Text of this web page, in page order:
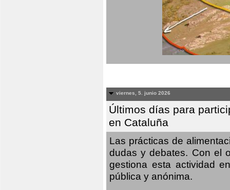
viernes, 5. junio 2026
Últimos días para
en Cataluña
Las prácticas de
dudas y debates. Con el
gestiona esta actividad
pública y anónima.